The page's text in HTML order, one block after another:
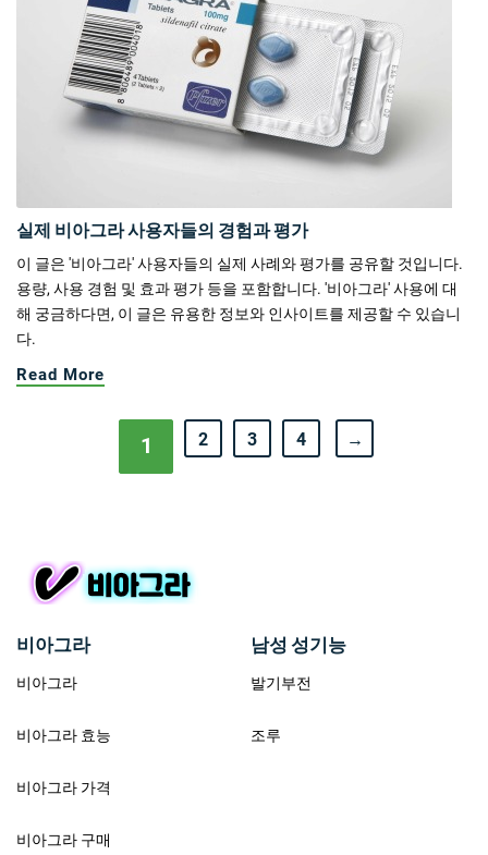
실제 비아그라 사용자들의 경험과 평가
이 글은 '비아그라' 사용자들의 실제 사례와 평가를 공유할 것입니다.
용량, 사용 경험 및 효과 평가 등을 포함합니다. '비아그라' 사용에 대
해 궁금하다면, 이 글은 유용한 정보와 인사이트를 제공할 수 있습니
다.
Read More
1 2 3 4 →
비아그라
비아그라
비아그라 효능
비아그라 가격
비아그라 구매
남성 성기능
발기부전
조루